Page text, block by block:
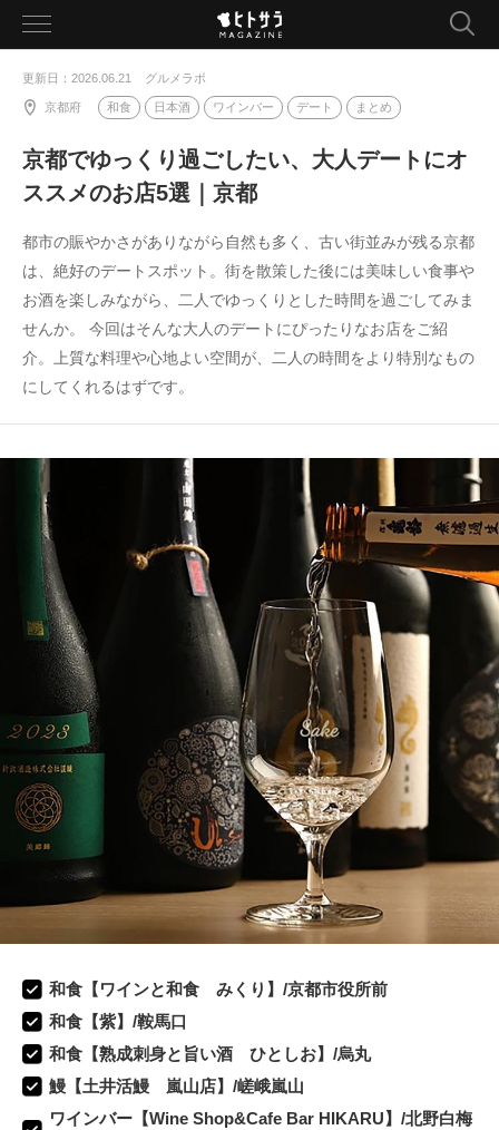
toggle
更新日：2026.06.21 グルメラボ
京都府 和食 日本酒 ワインバー デート まとめ
京都でゆっくり過ごしたい、大人デートにオ
ススメのお店5選｜京都
都市の賑やかさがありながら自然も多く、古い街並みが残る京都
は、絶好のデートスポット。街を散策した後には美味しい食事や
お酒を楽しみながら、二人でゆっくりとした時間を過ごしてみま
せんか。 今回はそんな大人のデートにぴったりなお店をご紹
介。上質な料理や心地よい空間が、二人の時間をより特別なもの
にしてくれるはずです。
和食【ワインと和食 みくり】/京都市役所前
和食【紫】/鞍馬口
和食【熟成刺身と旨い酒 ひとしお】/烏丸
鰻【土井活鰻 嵐山店】/嵯峨嵐山
ワインバー【Wine Shop&Cafe Bar HIKARU】/北野白梅